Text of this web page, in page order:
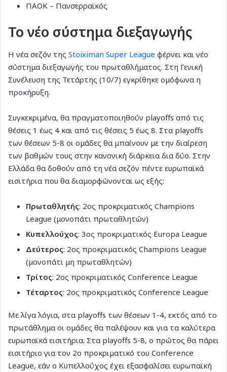
ΠΑΟΚ – Πανσερραϊκός
Το νέο σύστημα διεξαγωγής
Η νέα σεζόν της Stoiximan Super League φέρνει και νέο
σύστημα διεξαγωγής του πρωταθλήματος. Στη Γενική
Συνέλευση της Τετάρτης (10/7) εγκρίθηκε ομόφωνα η
προκήρυξη.
Συγκεκριμένα, θα πραγματοποιηθούν playoffs από τις
θέσεις 1 έως 4 και από τις θέσεις 5 έως 8. Στα playoffs
των θέσεων 5-8 οι ομάδες θα μπαίνουν με την διαίρεση
των βαθμών τους στην κανονική διάρκεια δια δύο. Στην
Ελλάδα θα δοθούν από τη νέα σεζόν πέντε ευρωπαϊκά
εισιτήρια που θα διαμορφώνονται ως εξής:
Πρωταθλητής: 2ος προκριματικός Champions
League (μονοπάτι πρωταθλητών)
Κυπελλούχος: 3ος προκριματικός Europa League
Δεύτερος: 2ος προκριματικός Champions League
(μονοπάτι μη πρωταθλητών)
Τρίτος: 2ος προκριματικός Conference League
Τέταρτος: 2ος προκριματικός Conference League
Με λίγα λόγια, στα playoffs των θέσεων 1-4, εκτός από το
πρωτάθλημα οι ομάδες θα παλέψουν και για τα καλύτερα
ευρωπαϊκά εισιτήρια. Στα playoffs 5-8, ο πρώτος θα πάρει
εισιτήριο για τον 2ο προκριματικό του Conference
League, εάν ο Κυπελλούχος έχει εξασφαλίσει ευρωπαϊκή